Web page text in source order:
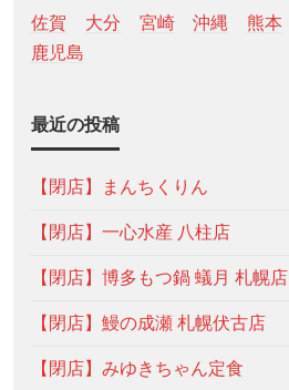
佐賀 大分 宮崎 沖縄 熊本
鹿児島
最近の投稿
【閉店】まんちくりん
【閉店】一心水産 八柱店
【閉店】博多もつ鍋 蟻月 札幌店
【閉店】鰻の成瀬 札幌伏古店
【閉店】みゆきちゃん定食